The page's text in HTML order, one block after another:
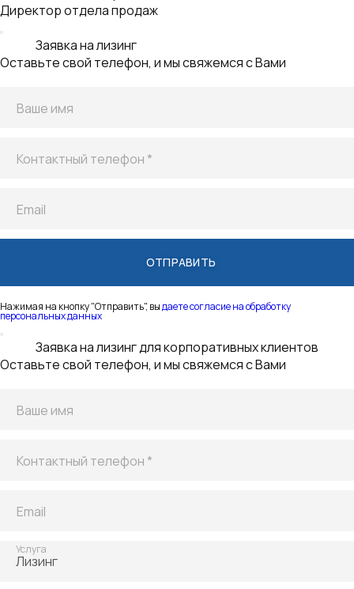
Оставьте свой телефон, и мы свяжемся с Вами
Ваше имя
Контактный телефон *
Email
Нажимая на кнопку "Отправить", выдаете согласие на обработку
персональных данных
Благодарим
за заявку!